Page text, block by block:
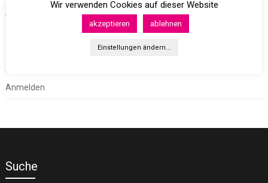
Archives
Anmelden
Suche
Wir verwenden Cookies auf dieser Website
akzeptieren ablehnen
Einstellungen ändern...